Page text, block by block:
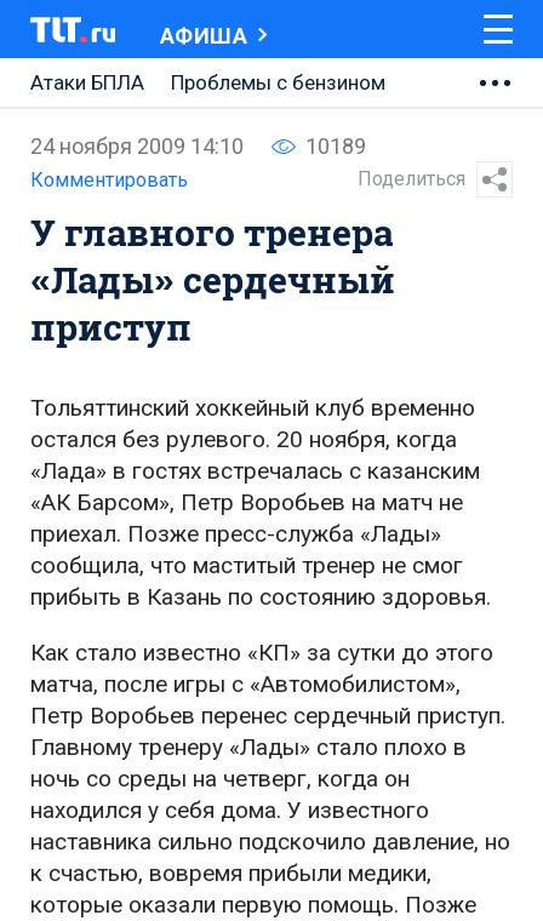
АФИША
Атаки БПЛА
Проблемы с бензином
АВТОВАЗ
Ремонт Центральной площади
Ремонт Обводного шоссе
Набережная Тольятти
Неделя Тольятти
24 ноября 2009 14:10 10189
Комментировать Поделиться
У главного тренера
«Лады» сердечный
приступ
Тольяттинский хоккейный клуб временно
остался без рулевого. 20 ноября, когда
«Лада» в гостях встречалась с казанским
«АК Барсом», Петр Воробьев на матч не
приехал. Позже пресс-служба «Лады»
сообщила, что маститый тренер не смог
прибыть в Казань по состоянию здоровья.
Как стало известно «КП» за сутки до этого
матча, после игры с «Автомобилистом»,
Петр Воробьев перенес сердечный приступ.
Главному тренеру «Лады» стало плохо в
ночь со среды на четверг, когда он
находился у себя дома. У известного
наставника сильно подскочило давление, но
к счастью, вовремя прибыли медики,
которые оказали первую помощь. Позже